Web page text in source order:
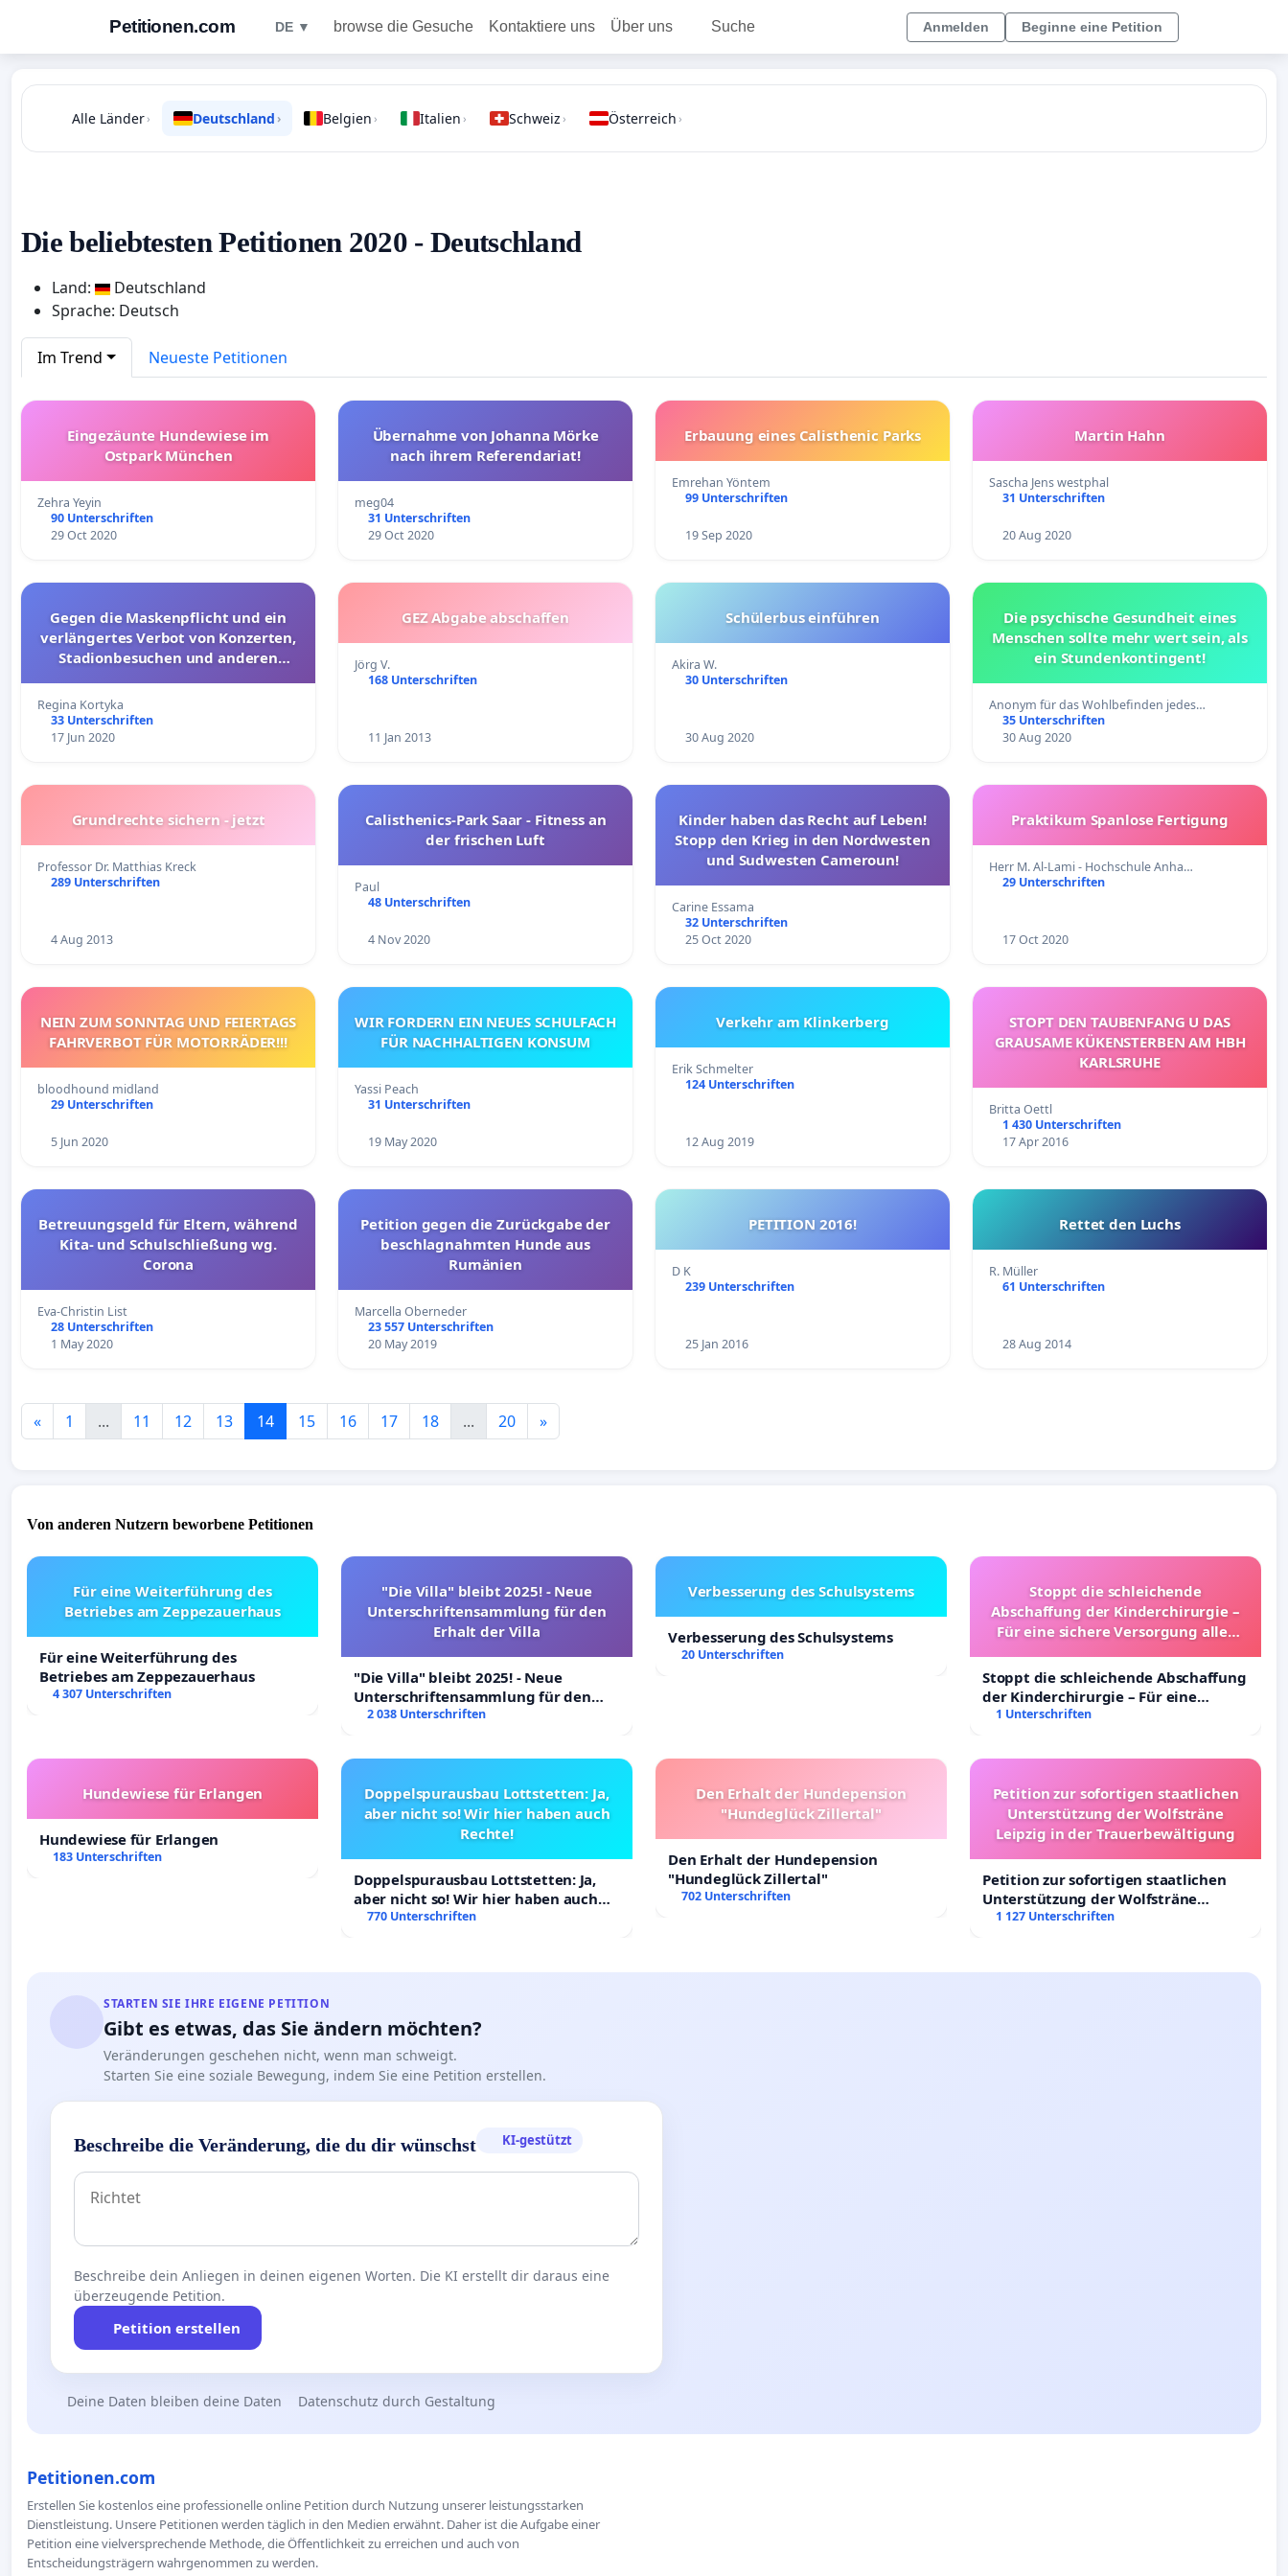
Petitionen.com DE ▼ browse die Gesuche Kontaktiere uns Über uns Suche Anmelden Beginne eine Petition
Alle Länder› Deutschland › Belgien › Italien › Schweiz › Österreich ›
Die beliebtesten Petitionen 2020 - Deutschland
Land:
Deutschland
Sprache: Deutsch
Im Trend Neueste Petitionen
Eingezäunte Hundewiese im
Ostpark München
Zehra Yeyin
90 Unterschriften
29 Oct 2020
Übernahme von Johanna Mörke
nach ihrem Referendariat!
meg04
31 Unterschriften
29 Oct 2020
Erbauung eines Calisthenic Parks
Emrehan Yöntem
99 Unterschriften
19 Sep 2020
Martin Hahn
Sascha Jens westphal
31 Unterschriften
20 Aug 2020
Gegen die Maskenpflicht und ein
verlängertes Verbot von Konzerten,
Stadionbesuchen und anderen
Regina Kortyka
33 Unterschriften
17 Jun 2020
GEZ Abgabe abschaffen
Jörg V.
168 Unterschriften
11 Jan 2013
Schülerbus einführen
Akira W.
30 Unterschriften
30 Aug 2020
Die psychische Gesundheit eines
Menschen sollte mehr wert sein, als
ein Stundenkontingent!
Anonym für das Wohlbefinden jedes…
35 Unterschriften
30 Aug 2020
Grundrechte sichern - jetzt
Professor Dr. Matthias Kreck
289 Unterschriften
4 Aug 2013
Calisthenics-Park Saar - Fitness an
der frischen Luft
Paul
48 Unterschriften
4 Nov 2020
Kinder haben das Recht auf Leben!
Stopp den Krieg in den Nordwesten
und Sudwesten Cameroun!
Carine Essama
32 Unterschriften
25 Oct 2020
Praktikum Spanlose Fertigung
Herr M. Al-Lami - Hochschule Anha…
29 Unterschriften
17 Oct 2020
NEIN ZUM SONNTAG UND FEIERTAGS
FAHRVERBOT FÜR MOTORRÄDER!!!
bloodhound midland
29 Unterschriften
5 Jun 2020
WIR FORDERN EIN NEUES SCHULFACH
FÜR NACHHALTIGEN KONSUM
Yassi Peach
31 Unterschriften
19 May 2020
Verkehr am Klinkerberg
Erik Schmelter
124 Unterschriften
12 Aug 2019
STOPT DEN TAUBENFANG U DAS
GRAUSAME KÜKENSTERBEN AM HBH
KARLSRUHE
Britta Oettl
1 430 Unterschriften
17 Apr 2016
Betreuungsgeld für Eltern, während
Kita- und Schulschließung wg.
Corona
Eva-Christin List
28 Unterschriften
1 May 2020
Petition gegen die Zurückgabe der
beschlagnahmten Hunde aus
Rumänien
Marcella Oberneder
23 557 Unterschriften
20 May 2019
PETITION 2016!
D K
239 Unterschriften
25 Jan 2016
Rettet den Luchs
R. Müller
61 Unterschriften
28 Aug 2014
« 1 ... 11 12 13 14 15 16 17 18 ... 20 »
Von anderen Nutzern beworbene Petitionen
Für eine Weiterführung des
Betriebes am Zeppezauerhaus
Für eine Weiterführung des
Betriebes am Zeppezauerhaus
4 307 Unterschriften
"Die Villa" bleibt 2025! - Neue
Unterschriftensammlung für den
Erhalt der Villa
"Die Villa" bleibt 2025! - Neue
Unterschriftensammlung für den
Erhalt der Villa
2 038 Unterschriften
Verbesserung des Schulsystems
Verbesserung des Schulsystems
20 Unterschriften
Stoppt die schleichende
Abschaffung der Kinderchirurgie –
Für eine sichere Versorgung aller
Stoppt die schleichende Abschaffung
der Kinderchirurgie – Für eine
sichere Versorgung aller Kinder in
1 Unterschriften
Hundewiese für Erlangen
Hundewiese für Erlangen
183 Unterschriften
Doppelspurausbau Lottstetten: Ja,
aber nicht so! Wir hier haben auch
Rechte!
Doppelspurausbau Lottstetten: Ja,
aber nicht so! Wir hier haben auch
Rechte!
770 Unterschriften
Den Erhalt der Hundepension
"Hundeglück Zillertal"
Den Erhalt der Hundepension
"Hundeglück Zillertal"
702 Unterschriften
Petition zur sofortigen staatlichen
Unterstützung der Wolfsträne
Leipzig in der Trauerbewältigung
Petition zur sofortigen staatlichen
Unterstützung der Wolfsträne
Leipzig in der Trauerbewältigung
1 127 Unterschriften
STARTEN SIE IHRE EIGENE PETITION
Gibt es etwas, das Sie ändern möchten?
Veränderungen geschehen nicht, wenn man schweigt.
Starten Sie eine soziale Bewegung, indem Sie eine Petition erstellen.
Beschreibe die Veränderung, die du dir wünschst KI-gestützt
Beschreibe dein Anliegen in deinen eigenen Worten. Die KI erstellt dir daraus eine
überzeugende Petition.
Petition erstellen
Deine Daten bleiben deine Daten Datenschutz durch Gestaltung
Petitionen.com
Erstellen Sie kostenlos eine professionelle online Petition durch Nutzung unserer leistungsstarken
Dienstleistung. Unsere Petitionen werden täglich in den Medien erwähnt. Daher ist die Aufgabe einer
Petition eine vielversprechende Methode, die Öffentlichkeit zu erreichen und auch von
Entscheidungsträgern wahrgenommen zu werden.